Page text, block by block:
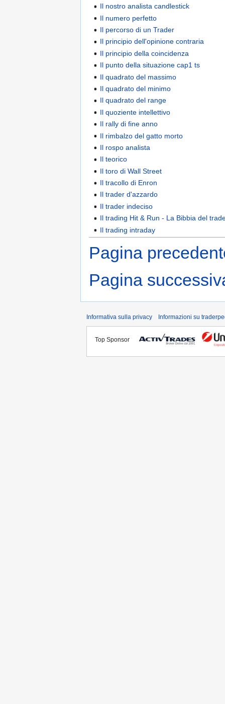
Il nostro analista candlestick
Il numero perfetto
Il percorso di un Trader
Il principio dell'opinione contraria
Il principio della coincidenza
Il punto della situazione cap1 ts
Il quadrato del massimo
Il quadrato del minimo
Il quadrato del range
Il quoziente intellettivo
Il rally di fine anno
Il rimbalzo del gatto morto
Il rospo analista
Il teorico
Il toro di Wall Street
Il tracollo di Enron
Il trader d'azzardo
Il trader indeciso
Il trading Hit & Run - La Bibbia del
Il trading intraday
Pagina
Pagina
Informativa sulla privacy Informazioni su
Top Sponsor